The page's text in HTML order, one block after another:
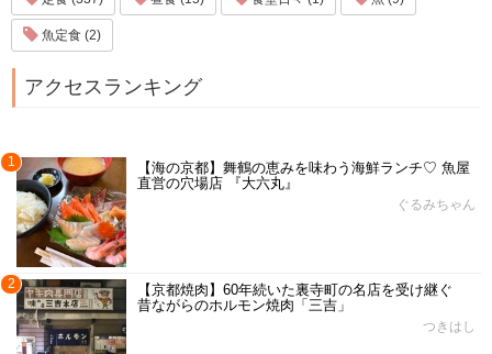
魚定食 (2)
アクセスランキング
1
【海の京都】舞鶴の恵みを味わう海鮮ランチ♡ 魚屋
直営の穴場店 『大六丸』
ぐるみちゃん
2
【京都焼肉】60年続いた裏寺町の名店を受け継ぐ
昔ながらのホルモン焼肉「三吉」
つきはし